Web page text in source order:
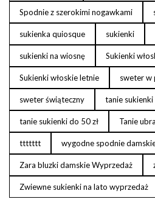
Spodnie z szerokimi nogawkami
sukienka quiosque sukienki
sukienki na wiosnę Sukienki
Sukienki włoskie letnie sweter w
sweter świąteczny tanie
tanie sukienki do 50 zł Tanie
ttttttt wygodne spodnie
Zara bluzki damskie Wyprzedaż
Zwiewne sukienki na lato wyprzedaż